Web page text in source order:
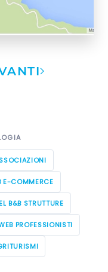
E-COMMERCE
B&B STRUTTURE
PROFESSIONISTI